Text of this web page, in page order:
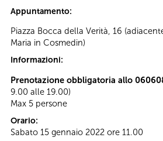
Appuntamento:
Piazza Bocca della Verità, 16
Maria in Cosmedin)
Informazioni:
Prenotazione obbligatoria allo
9.00 alle 19.00)
Max 5 persone
Orario:
Sabato 15 gennaio 2022 ore 11.00